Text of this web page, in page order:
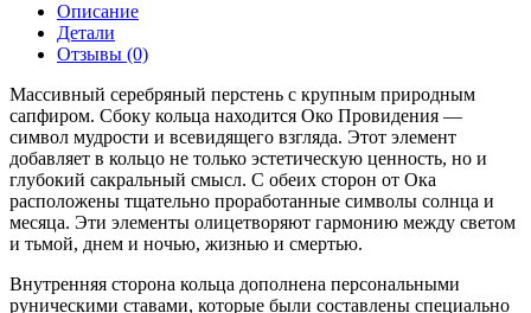
Описание
Детали
Отзывы (0)
Массивный серебряный перстень с крупным природным
сапфиром. Сбоку кольца находится Око Провидения —
символ мудрости и всевидящего взгляда. Этот элемент
добавляет в кольцо не только эстетическую ценность, но и
глубокий сакральный смысл. С обеих сторон от Ока
расположены тщательно проработанные символы солнца и
месяца. Эти элементы олицетворяют гармонию между светом
и тьмой, днем и ночью, жизнью и смертью.
Внутренняя сторона кольца дополнена персональными
руническими ставами, которые были составлены специально